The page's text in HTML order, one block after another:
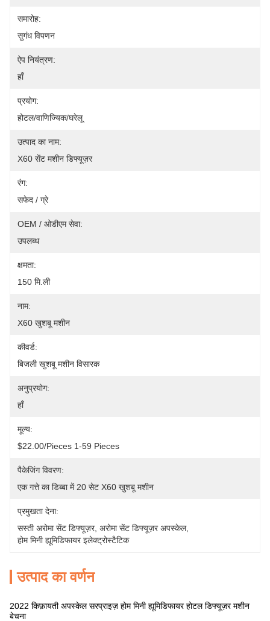
समारोह:
सुगंध विपणन
ऐप नियंत्रण:
हाँ
प्रयोग:
होटल/वाणिज्यिक/घरेलू
उत्पाद का नाम:
X60 सेंट मशीन डिफ्यूज़र
रंग:
सफेद / ग्रे
OEM / ओडीएम सेवा:
उपलब्ध
क्षमता:
150 मि.ली
नाम:
X60 खुशबू मशीन
कीवर्ड:
बिजली खुशबू मशीन विसारक
अनुप्रयोग:
हाँ
मूल्य:
$22.00/pieces 1-59 Pieces
पैकेजिंग विवरण:
एक गत्ते का डिब्बा में 20 सेट X60 खुशबू मशीन
प्रमुखता देना:
सस्ती अरोमा सेंट डिफ्यूज़र, अरोमा सेंट डिफ्यूज़र अपस्केल,
होम मिनी ह्यूमिडिफायर इलेक्ट्रोस्टैटिक
उत्पाद का वर्णन
2022 किफ़ायती अपस्केल सरप्राइज़ होम मिनी ह्यूमिडिफायर होटल डिफ्यूज़र मशीन
बेचना